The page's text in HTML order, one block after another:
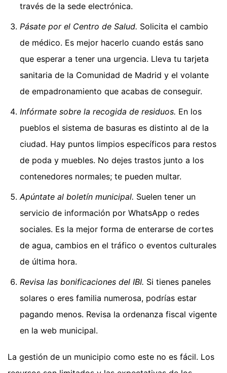
través de la sede electrónica.
Pásate por el Centro de Salud. Solicita el cambio
de médico. Es mejor hacerlo cuando estás sano
que esperar a tener una urgencia. Lleva tu tarjeta
sanitaria de la Comunidad de Madrid y el volante
de empadronamiento que acabas de conseguir.
Infórmate sobre la recogida de residuos. En los
pueblos el sistema de basuras es distinto al de la
ciudad. Hay puntos limpios específicos para restos
de poda y muebles. No dejes trastos junto a los
contenedores normales; te pueden multar.
Apúntate al boletín municipal. Suelen tener un
servicio de información por WhatsApp o redes
sociales. Es la mejor forma de enterarse de cortes
de agua, cambios en el tráfico o eventos culturales
de última hora.
Revisa las bonificaciones del IBI. Si tienes paneles
solares o eres familia numerosa, podrías estar
pagando menos. Revisa la ordenanza fiscal vigente
en la web municipal.
La gestión de un municipio como este no es fácil. Los